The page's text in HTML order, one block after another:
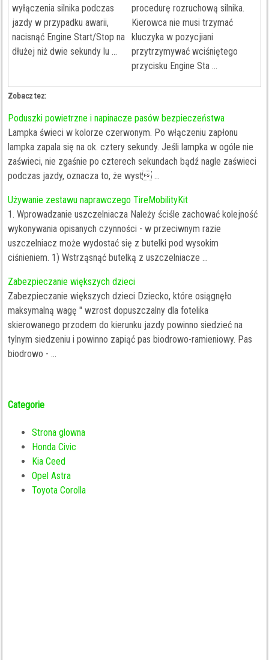
wyłączenia silnika podczas
jazdy w przypadku awarii,
nacisnąć Engine Start/Stop na
dłużej niż dwie sekundy lu ...
procedurę rozruchową silnika.
Kierowca nie musi trzymać
kluczyka w pozycjiani
przytrzymywać wciśniętego
przycisku Engine Sta ...
Zobacz tez:
Poduszki powietrzne i napinacze pasów bezpieczeństwa
Lampka świeci w kolorze czerwonym. Po włączeniu zapłonu
lampka zapala się na ok. cztery sekundy. Jeśli lampka w ogóle nie
zaświeci, nie zgaśnie po czterech sekundach bądź nagle zaświeci
podczas jazdy, oznacza to, że wyst ...
Używanie zestawu naprawczego TireMobilityKit
1. Wprowadzanie uszczelniacza Należy ściśle zachować kolejność
wykonywania opisanych czynności - w przeciwnym razie
uszczelniacz może wydostać się z butelki pod wysokim
ciśnieniem. 1) Wstrząsnąć butelką z uszczelniacze ...
Zabezpieczanie większych dzieci
Zabezpieczanie większych dzieci Dziecko, które osiągnęło
maksymalną wagę " wzrost dopuszczalny dla fotelika
skierowanego przodem do kierunku jazdy powinno siedzieć na
tylnym siedzeniu i powinno zapiąć pas biodrowo-ramieniowy. Pas
biodrowo - ...
Categorie
Strona glowna
Honda Civic
Kia Ceed
Opel Astra
Toyota Corolla